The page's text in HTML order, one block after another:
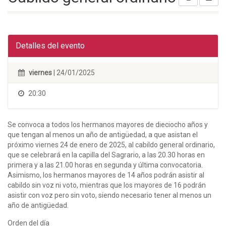
Detalles del evento
viernes | 24/01/2025
20:30
Se convoca a todos los hermanos mayores de dieciocho años y
que tengan al menos un año de antigüedad, a que asistan el
próximo viernes 24 de enero de 2025, al cabildo general ordinario,
que se celebrará en la capilla del Sagrario, a las 20.30 horas en
primera y a las 21.00 horas en segunda y última convocatoria.
Asimismo, los hermanos mayores de 14 años podrán asistir al
cabildo sin voz ni voto, mientras que los mayores de 16 podrán
asistir con voz pero sin voto, siendo necesario tener al menos un
año de antigüedad.
Orden del día